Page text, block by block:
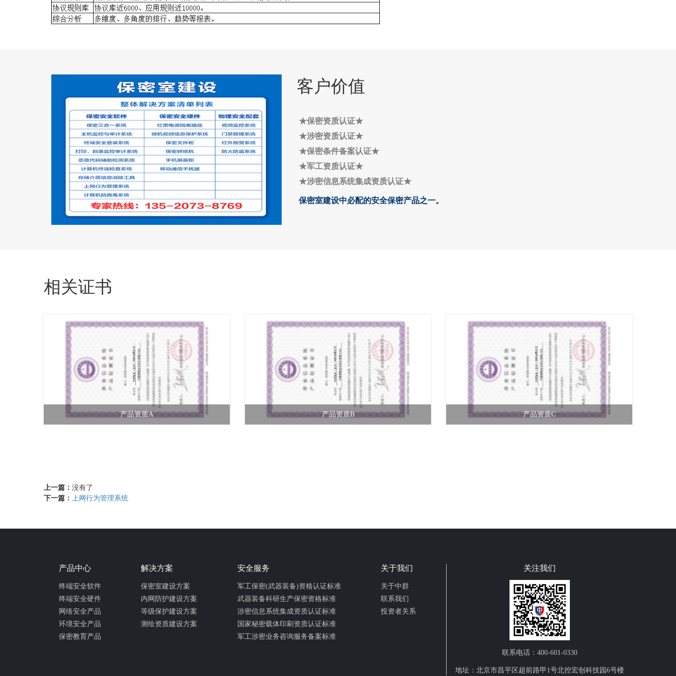
客户价值
★保密资质认证★
★涉密资质认证★
★保密条件备案认证★
★军工资质认证★
★涉密信息系统集成资质认证★
保密室建设中必配的安全保密产品之一。
相关证书
产品资质A 产品资质B 产品资质C
上一篇： 没有了
下一篇： 上网行为管理系统
产品中心
终端安全软件
终端安全硬件
网络安全产品
环境安全产品
保密教育产品
解决方案
保密室建设方案
内网防护建设方案
等级保护建设方案
测绘资质建设方案
安全服务
军工保密(武器装备)资格认证标准
武器装备科研生产保密资格标准
涉密信息系统集成资质认证标准
国家秘密载体印刷资质认证标准
军工涉密业务咨询服务备案标准
关于我们
关于中群
联系我们
投资者关系
关注我们
联系电话：400-601-0330
地址：北京市昌平区超前路甲1号北控宏创科技园6号楼